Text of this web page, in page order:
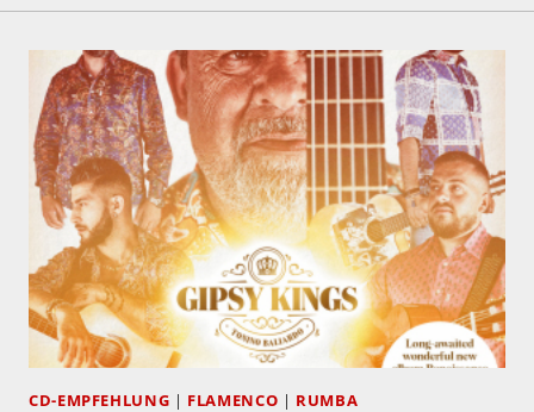
CD-EMPFEHLUNG | FLAMENCO | RUMBA